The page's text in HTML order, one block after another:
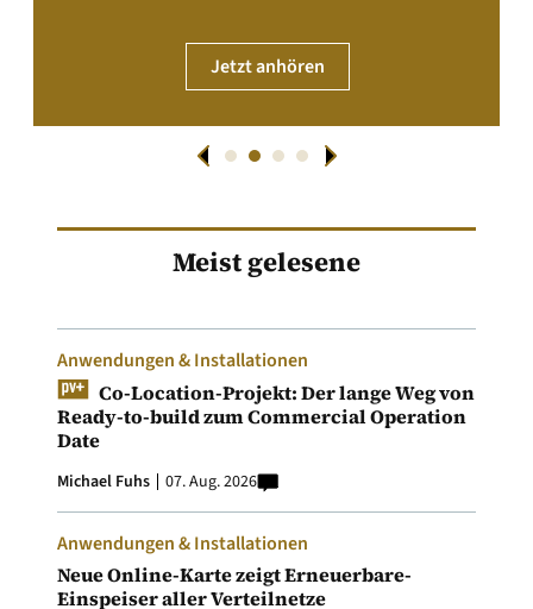
Jetzt anhören
Meist gelesene
Anwendungen & Installationen
Co-Location-Projekt: Der lange Weg von
Ready-to-build zum Commercial Operation
Date
Michael Fuhs 07. Aug. 2026
Anwendungen & Installationen
Neue Online-Karte zeigt Erneuerbare-
Einspeiser aller Verteilnetze